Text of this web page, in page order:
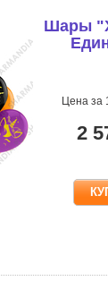
Шары
Цена за
2